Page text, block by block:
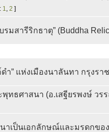
1, 2 ]
รมสารีริกธาตุ” (Buddha
ำ” แห่งเมืองนาลันทา กรุงรา
พุทธศาสนา (อ.เสฐียรพงษ์ วร
าเป็นเอกลักษณ์และมรดกขอ